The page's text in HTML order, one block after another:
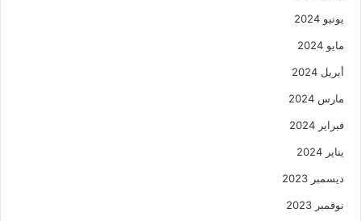
يونيو 2024
مايو 2024
أبريل 2024
مارس 2024
فبراير 2024
يناير 2024
ديسمبر 2023
نوفمبر 2023